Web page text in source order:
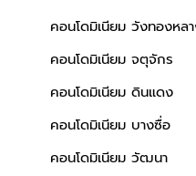
คอนโดมิเนียม วังทองหล
คอนโดมิเนียม จตุจักร
คอนโดมิเนียม ดินแดง
คอนโดมิเนียม บางซื่อ
คอนโดมิเนียม วัฒนา